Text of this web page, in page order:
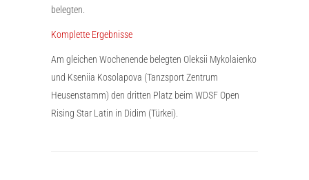
belegten.
Komplette Ergebnisse
Am gleichen Wochenende belegten Oleksii Mykolaienko
und Kseniia Kosolapova (Tanzsport Zentrum
Heusenstamm) den dritten Platz beim WDSF Open
Rising Star Latin in Didim (Türkei).